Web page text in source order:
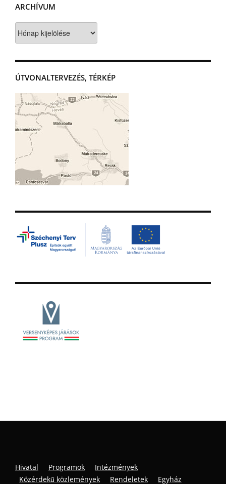
ARCHÍVUM
ÚTVONALTERVEZÉS, TÉRKÉP
Hivatal Programok
Intézmények
Közérdekű közlemények
Rendeletek Egyház